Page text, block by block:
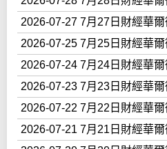
2026-07-27 7月27日財經華爾
2026-07-25 7月25日財經華爾
2026-07-24 7月24日財經華爾
2026-07-23 7月23日財經華爾
2026-07-22 7月22日財經華爾
2026-07-21 7月21日財經華爾